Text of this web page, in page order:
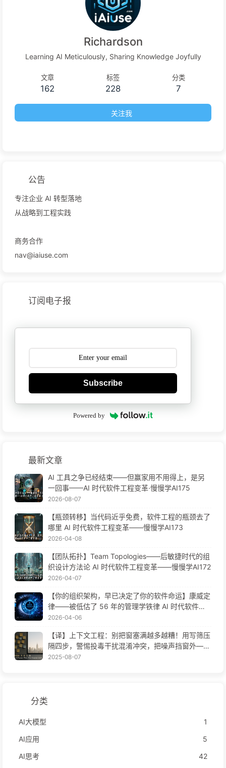
Richardson
Learning AI Meticulously, Sharing Knowledge Joyfully
文章
162
标签
228
分类
7
关注我
公告
专注企业 AI 转型落地
从战略到工程实践
商务合作
nav@iaiuse.com
订阅电子报
Subscribe
Powered by
最新文章
AI 工具之争已经结束——但赢家用不用得上，是另
一回事——AI 时代软件工程变革·慢慢学AI175
2026-08-07
【瓶颈转移】当代码近乎免费，软件工程的瓶颈去了
哪里 AI 时代软件工程变革——慢慢学AI173
2026-04-08
【团队拓扑】Team Topologies——后敏捷时代的组
织设计方法论 AI 时代软件工程变革——慢慢学AI172
2026-04-07
【你的组织架构，早已决定了你的软件命运】康威定
律——被低估了 56 年的管理学铁律 AI 时代软件工
程变革——慢慢学AI171
2026-04-06
【译】上下文工程：别把窗塞满越多越糟！用写筛压
隔四步，警惕投毒干扰混淆冲突，把噪声挡窗外——
慢慢学AI170
2025-08-07
分类
AI大模型
1
AI应用
5
AI思考
42